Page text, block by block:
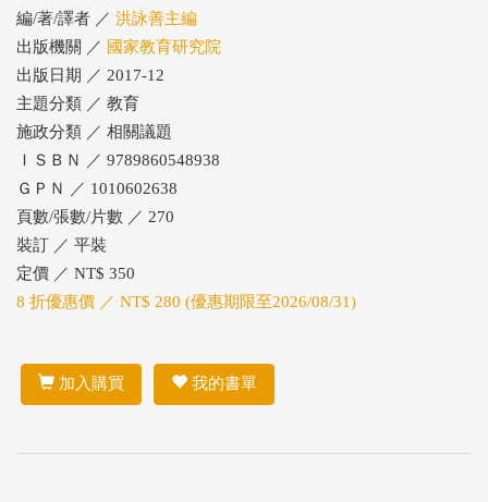
編/著/譯者 ／ 洪詠善主編
出版機關 ／ 國家教育研究院
出版日期 ／ 2017-12
主題分類 ／ 教育
施政分類 ／ 相關議題
ＩＳＢＮ ／ 9789860548938
ＧＰＮ ／ 1010602638
頁數/張數/片數 ／ 270
裝訂 ／ 平裝
定價 ／ NT$ 350
8 折優惠價 ／ NT$ 280 (優惠期限至2026/08/31)
加入購買 我的書單